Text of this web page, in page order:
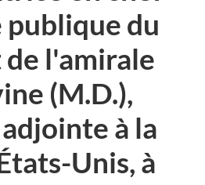
publique du
de l'amirale
(M.D.),
à la
Unis, à